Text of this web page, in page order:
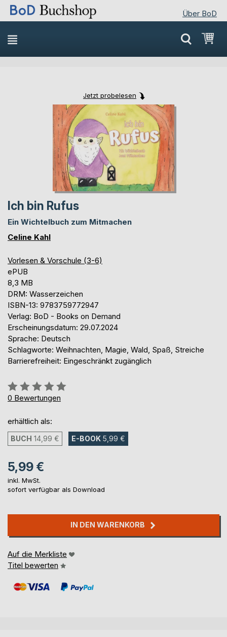
Über BoD
Direkt
zum
Inhalt
Jetzt probelesen
Skip
to
the
end
of
images
gallery
Skip
to
the
beginning
of
images
gallery
Ich bin Rufus
Ein Wichtelbuch zum Mitmachen
Celine Kahl
Vorlesen & Vorschule (3-6)
ePUB
8,3 MB
DRM: Wasserzeichen
ISBN-13: 9783759772947
Verlag: BoD - Books on Demand
Erscheinungsdatum: 29.07.2024
Sprache: Deutsch
Schlagworte: Weihnachten, Magie, Wald, Spaß, Streiche
Barrierefreiheit: Eingeschränkt zugänglich
Bewertung::
0%
0 Bewertungen
erhältlich als:
BUCH 14,99 € E-BOOK 5,99 €
5,99 €
inkl. MwSt.
sofort verfügbar als Download
IN DEN WARENKORB
Auf die Merkliste
Titel bewerten